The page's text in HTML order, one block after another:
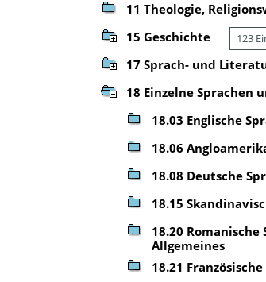
11 Theologie,
15 Geschichte 123
17 Sprach- und
18 Einzelne Sprachen
18.03 Englische
18.06
18.08 Deutsche
18.15
18.20
Allgemeines
18.21